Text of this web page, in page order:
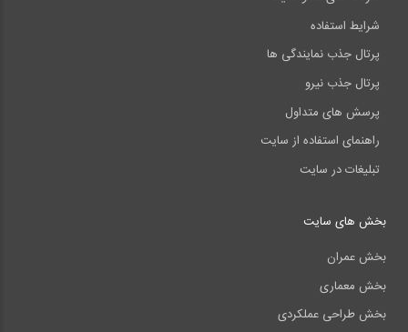
شرایط استفاده
پرتال جذب نمایندگی ها
پرتال جذب نیرو
پرسش های متداول
راهنمای استفاده از سایت
تبلیغات در سایت
بخش های سایت
بخش عمران
بخش معماری
بخش طراحی عملکردی